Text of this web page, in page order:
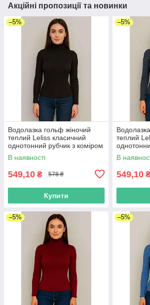
Акційні пропозиції та новинки
–5%
Водолазка гольф жіночий
теплий Leliss класичний
однотонний рубчик з коміром
стійка чорний
В наявності
549,10 ₴ 578 ₴
Купити
–5%
теплий
стійка
В
549,10
–5% –5%